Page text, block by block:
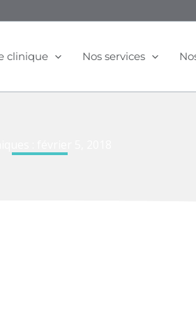
clinique Nos services